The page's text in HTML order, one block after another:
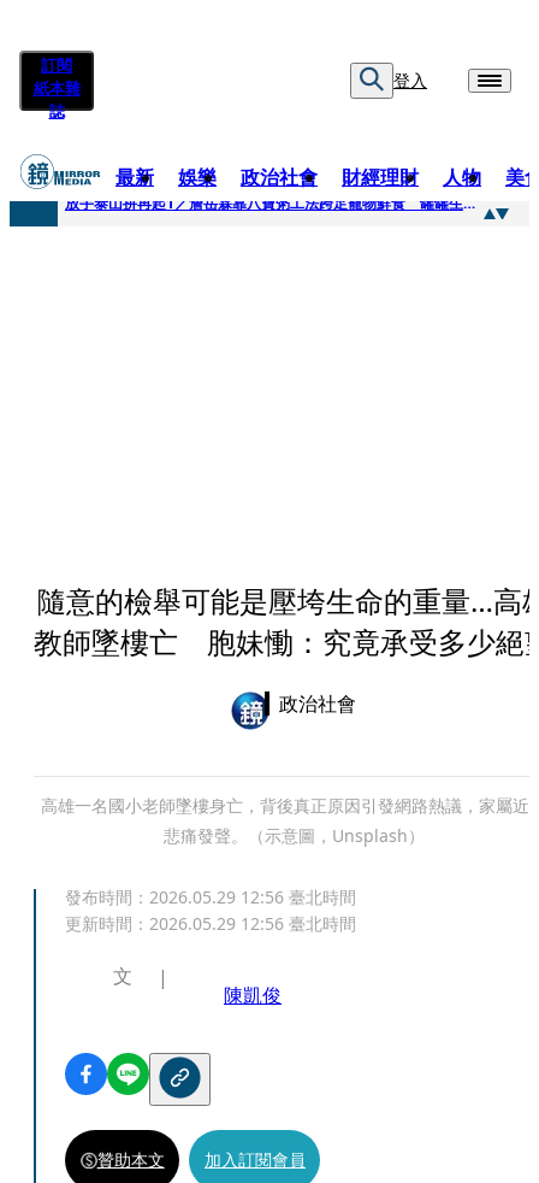
訂閱
紙本雜
誌
登入
最新 娛樂 政治社會 財經理財 人物 美
快訊
放手泰山拚再起1／詹岳霖靠八寶粥工法跨足寵物鮮食 罐罐生產前先請「叼嘴王后」試吃
隨意的檢舉可能是壓垮生命的重量…高
教師墜樓亡 胞妹慟：究竟承受多少絕
政治社會
高雄一名國小老師墜樓身亡，背後真正原因引發網路熱議，家屬近
悲痛發聲。（示意圖，Unsplash）
發布時間： 2026.05.29 12:56 臺北時間
更新時間： 2026.05.29 12:56 臺北時間
文
陳凱俊
贊助本文 加入訂閱會員